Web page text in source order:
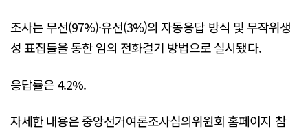
조사는 무선(97%)·유선(3%)의 자동응답 방식 및 무작위생
성 표집틀을 통한 임의 전화걸기 방법으로 실시됐다.
응답률은 4.2%.
자세한 내용은 중앙선거여론조사심의위원회 홈페이지 참